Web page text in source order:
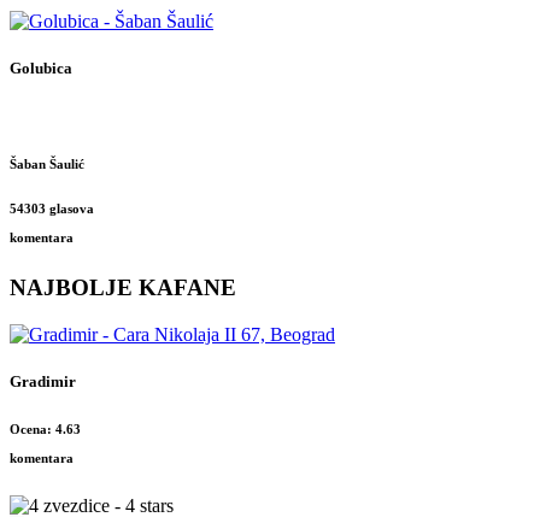
Golubica
Šaban Šaulić
54303 glasova
komentara
NAJBOLJE KAFANE
Gradimir
Ocena: 4.63
komentara